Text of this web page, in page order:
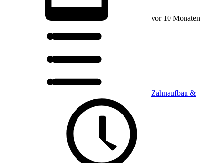
vor 10 Monaten
Zahnaufbau &